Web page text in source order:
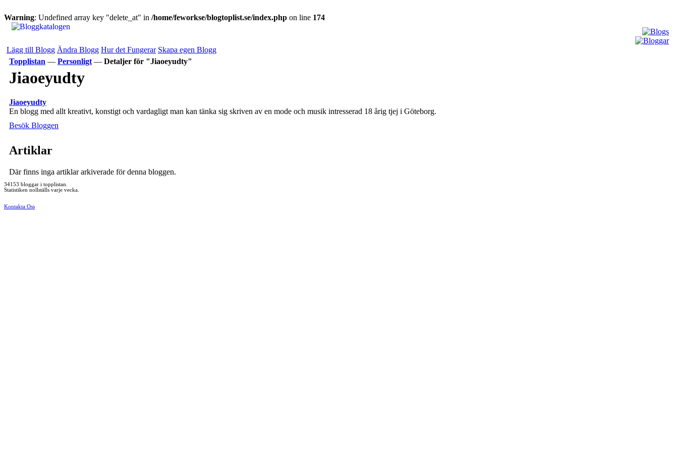
Warning: Undefined array key "delete_at" in /home/feworkse/blogtoplist.se/index.php on line 174
Lägg till Blogg Ändra Blogg Hur det Fungerar Skapa egen Blogg
Topplistan — Personligt — Detaljer för "Jiaoeyudty"
Jiaoeyudty
Jiaoeyudty
En blogg med allt kreativt, konstigt och vardagligt man kan tänka sig skriven av en mode och musik intresserad 18 årig tjej i Göteborg.
Besök Bloggen
Artiklar
Där finns inga artiklar arkiverade för denna bloggen.
34153 bloggar i topplistan.
Statistiken nollställs varje vecka.
Kontakta Oss